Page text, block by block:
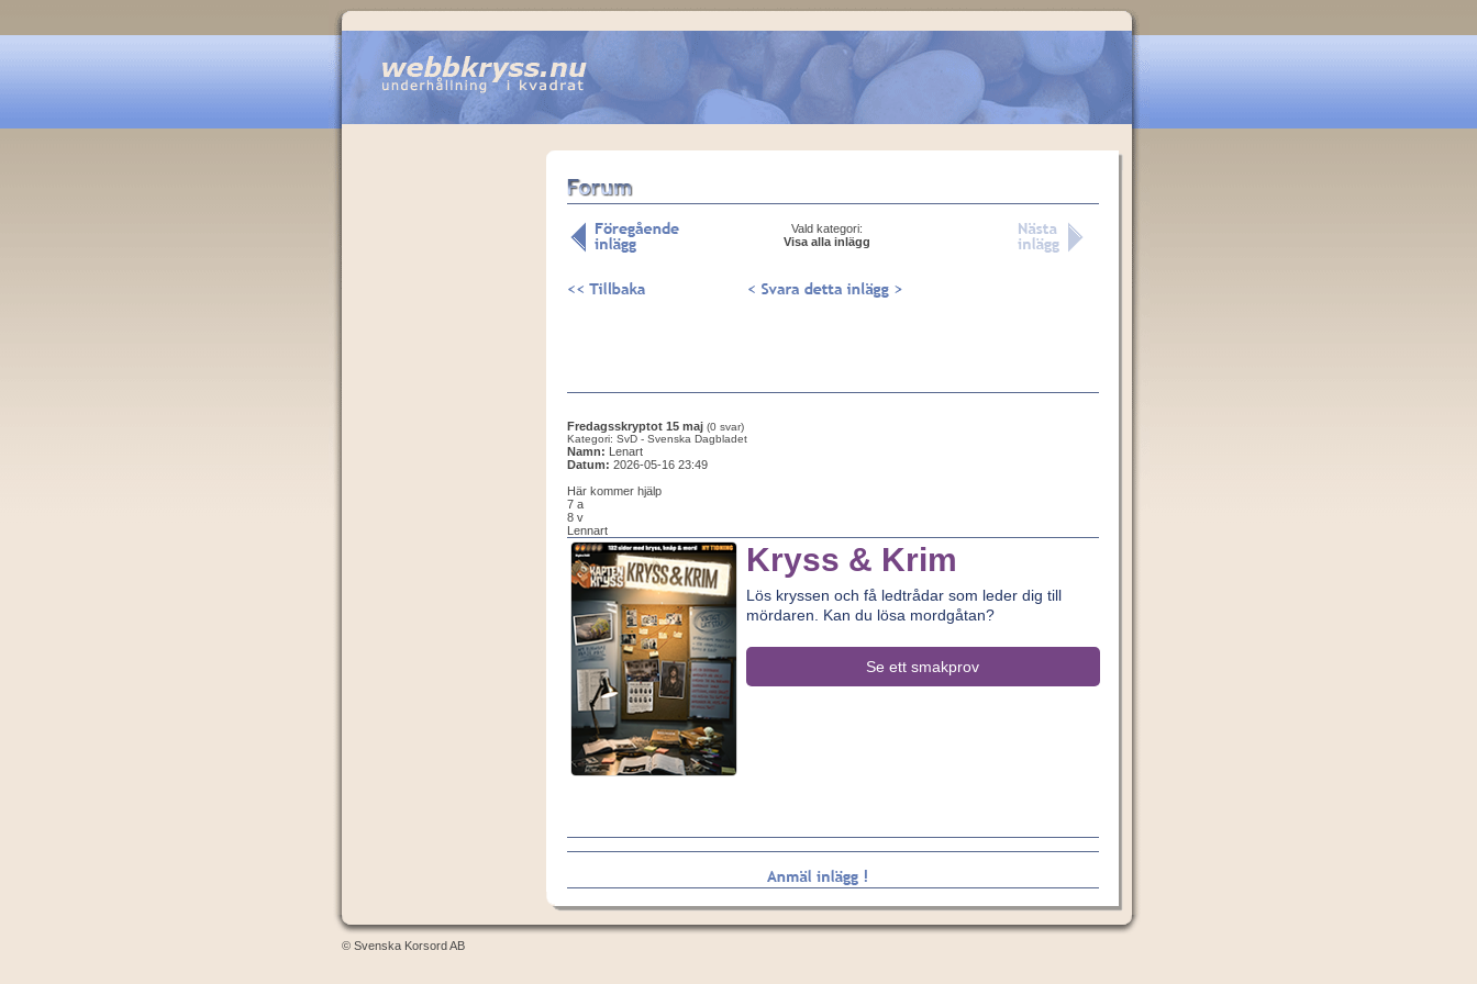
Vald kategori:
Visa alla inlägg
Fredagsskryptot 15 maj (0 svar)
Kategori: SvD - Svenska Dagbladet
Namn: Lenart
Datum: 2026-05-16 23:49
Här kommer hjälp
7 a
8 v
Lennart
Kryss & Krim
Lös kryssen och få ledtrådar som leder dig till
mördaren. Kan du lösa mordgåtan?
Se ett smakprov
© Svenska Korsord AB